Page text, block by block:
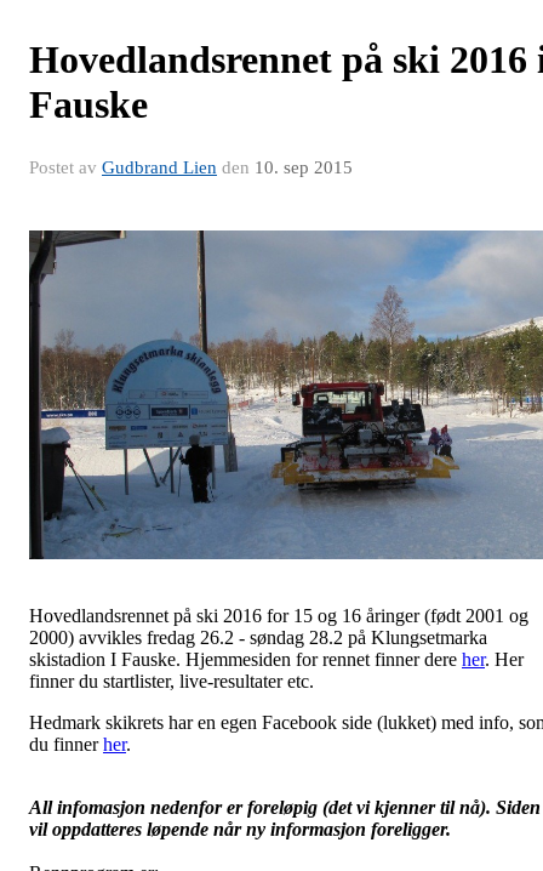
Hovedlandsrennet på ski 2016
Fauske
Postet av Gudbrand Lien den 10. sep 2015
Hovedlandsrennet på ski 2016 for 15 og 16 åringer (født 2001 og
2000) avvikles fredag 26.2 - søndag 28.2 på Klungsetmarka
skistadion I Fauske. Hjemmesiden for rennet finner dere her. Her
finner du startlister, live-resultater etc.
Hedmark skikrets har en egen Facebook side (lukket) med info,
du finnerher.
All infomasjon nedenfor er foreløpig (det vi kjenner til nå). Siden
vil oppdatteres løpende når ny informasjon foreligger.